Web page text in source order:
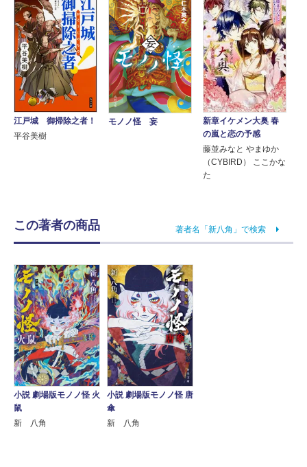
江戸城 御掃除之者！
平谷美樹
モノノ怪 妄
新章イケメン大奥 春
の嵐と恋の予感
藤並みなと やまゆか
（CYBIRD） ここかな
た
この著者の商品 著者名「新八角」で検索
小説 劇場版モノノ怪 火
鼠
新 八角
小説 劇場版モノノ怪 唐
傘
新 八角